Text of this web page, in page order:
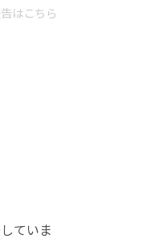
はこちら
ていま